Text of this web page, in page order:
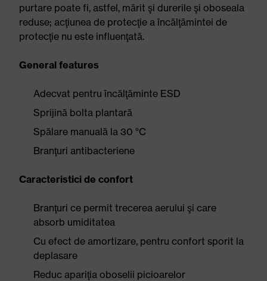
purtare poate fi, astfel, mărit şi durerile şi oboseala
reduse; acţiunea de protecţie a încălţămintei de
protecţie nu este influenţată.
General features
Adecvat pentru încălţăminte ESD
Sprijină bolta plantară
Spălare manuală la 30 °C
Branţuri antibacteriene
Caracteristici de confort
Branţuri ce permit trecerea aerului şi care
absorb umiditatea
Cu efect de amortizare, pentru confort sporit la
deplasare
Reduc apariţia oboselii picioarelor